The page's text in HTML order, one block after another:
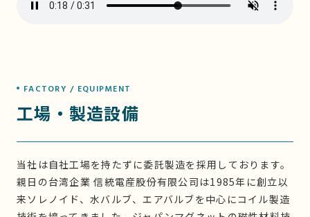
FACTORY / EQUIPMENT
工場・製造設備
当社は自社工場を持たずに委託製造を採用しております。
親日の台湾企業 信統電産股份有限公司は1985年に創立以
来ソレノイド、水バルブ、エアバルブを中心にコイル製造